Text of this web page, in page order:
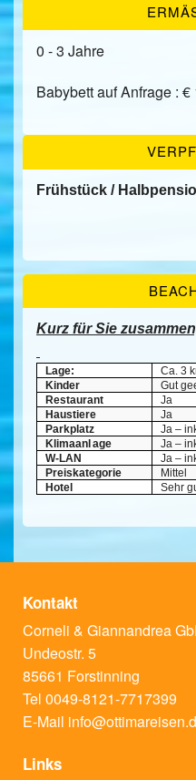
0 - 3 Jahre
Babybett auf Anfrage :
Frühstück /
Kurz für Sie
Lage:
Ca. 3
Kinder
Gut
Restaurant
Ja
Haustiere
Ja
Parkplatz
Ja –
Klimaanl age
Ja –
W-LAN
Ja –
Preiskategorie
Mittel
Hotel
Sehr
Kontakt
Corneli & Giannandrea
Undeostr. 5
85661 Forstinning
Tel 0049-8121-7717399
E-Mail
Links